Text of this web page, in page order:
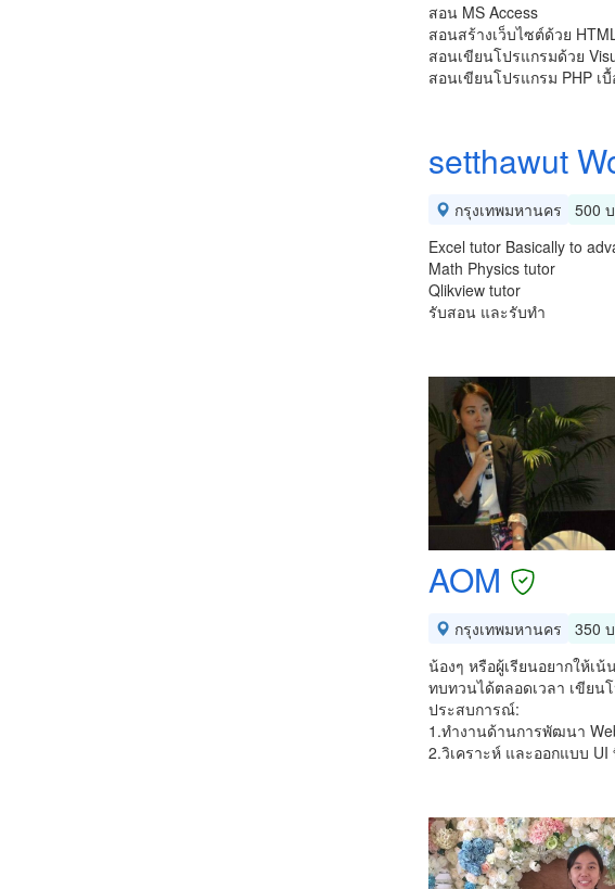
สอน MS Access
สอนสร้างเว็บไซต์ด้วย
สอนเขียนโปรแกรมด้วย
สอนเขียนโปรแกรม PHP เ
setthawut
กรุงเทพมหานคร
500
Excel tutor Basically to
Math Physics tutor
Qlikview tutor
รับสอน และรับทำ
AOM
กรุงเทพมหานคร
350
น้องๆ หรือผู้เรียนอยากให้เน้
ทบทวนได้ตลอดเวลา เขียน
ประสบการณ์:
1.ทำงานด้านการพัฒนา
2.วิเคราะห์ และออกแบบ